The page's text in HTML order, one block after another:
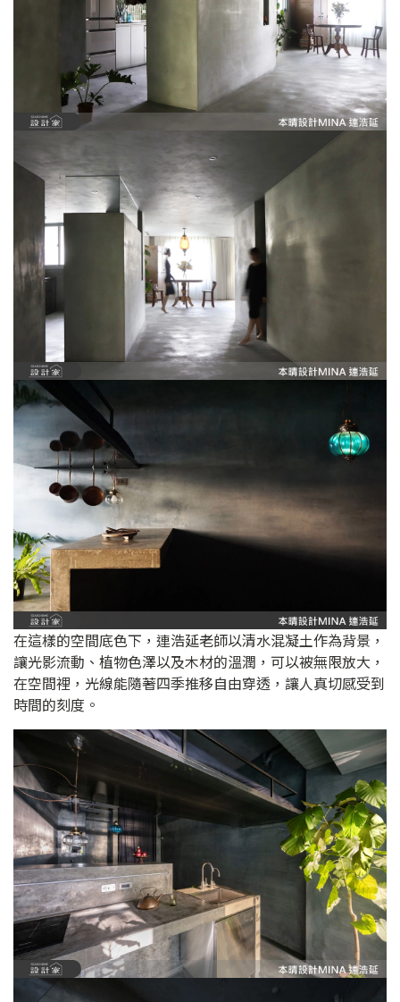
在這樣的空間底色下，連浩延老師以清水混凝土作為背景，
讓光影流動、植物色澤以及木材的溫潤，可以被無限放大，
在空間裡，光線能隨著四季推移自由穿透，讓人真切感受到
時間的刻度。